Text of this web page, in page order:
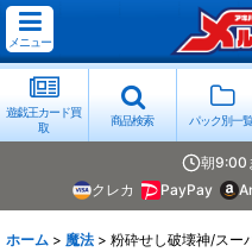
メニュー
遊戯王カード買
取
商品検索 パック別一
朝9:00
クレカ
PayPay
ホーム > 魔法 > 粉砕せし破壊神/スー